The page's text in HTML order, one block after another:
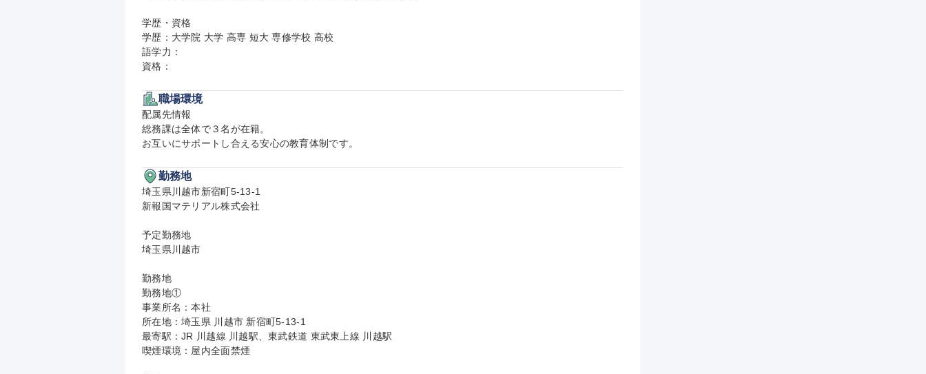
学歴・資格
学歴：大学院 大学 高専 短大 専修学校 高校
語学力：
資格：
職場環境
配属先情報
総務課は全体で３名が在籍。
お互いにサポートし合える安心の教育体制です。
勤務地
埼玉県川越市新宿町5-13-1
新報国マテリアル株式会社
予定勤務地
埼玉県川越市
勤務地
勤務地①
事業所名：本社
所在地：埼玉県 川越市 新宿町5-13-1
最寄駅：JR 川越線 川越駅、東武鉄道 東武東上線 川越駅
喫煙環境：屋内全面禁煙